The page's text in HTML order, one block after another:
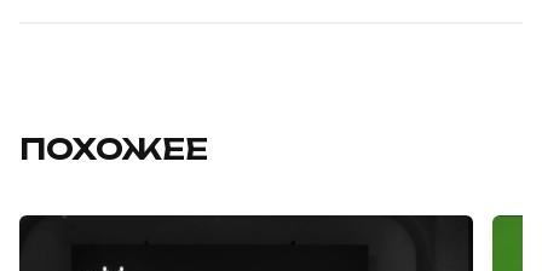
ПОХОЖЕЕ